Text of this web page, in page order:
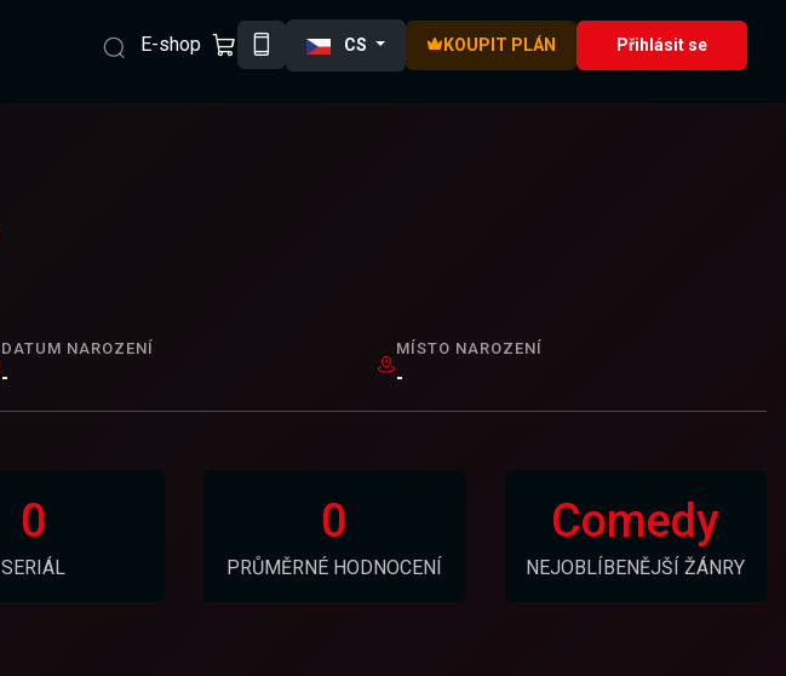
E-shop CS KOUPIT PLÁN Přihlásit se
DATUM NAROZENÍ
-
MÍSTO NAROZENÍ
-
0
SERIÁL
0
PRŮMĚRNÉ HODNOCENÍ
Comedy
NEJOBLÍBENĚJŠÍ ŽÁNRY